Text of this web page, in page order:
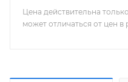
Цена действительна
может отличаться от цен в